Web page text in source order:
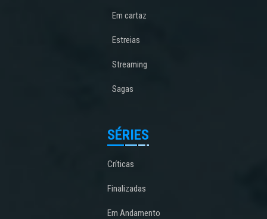
Em cartaz
Estreias
Streaming
Sagas
SÉRIES
Críticas
Finalizadas
Em Andamento